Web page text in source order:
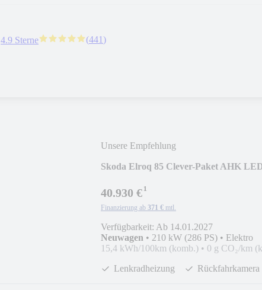
4.9 Sterne (441)
Unsere Empfehlung
Skoda Elroq 85 Clever-Paket AHK
40.930 €¹
Finanzierung ab 371 € mtl.
Verfügbarkeit: Ab 14.01.2027
Neuwagen • 210 kW (286 PS) • Elektro
15,4 kWh/100km (komb.) • 0 g CO₂/km
Lenkradheizung
Rückfahrkamera